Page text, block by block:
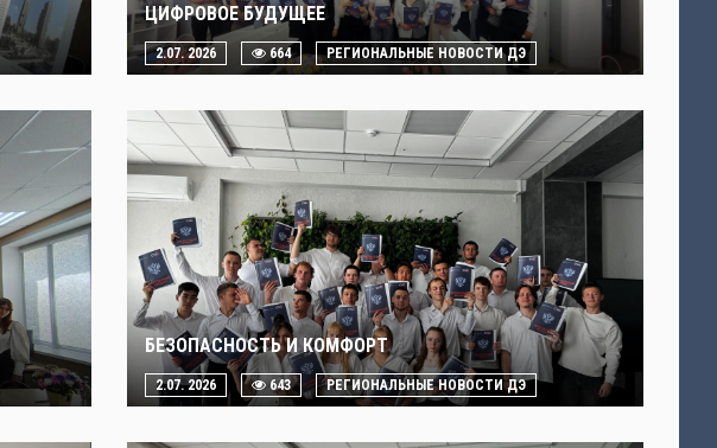
ЦИФРОВОЕ БУДУЩЕЕ
2.07. 2026 664 РЕГИОНАЛЬНЫЕ НОВОСТИ ДЭ
БЕЗОПАСНОСТЬ И КОМФОРТ
2.07. 2026 643 РЕГИОНАЛЬНЫЕ НОВОСТИ ДЭ